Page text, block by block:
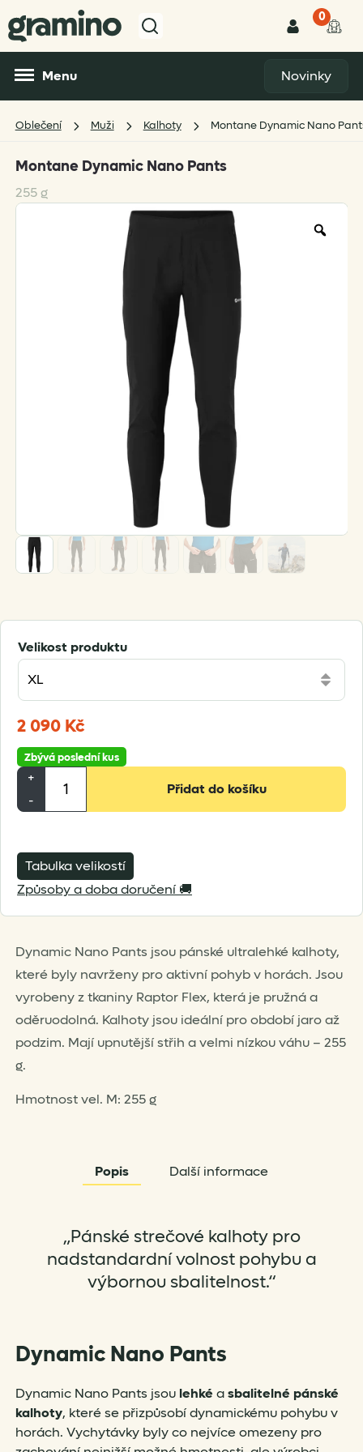
0
Menu Novinky
Oblečení Muži Kalhoty Montane Dynamic Nano
Montane Dynamic Nano Pants
255 g
Dynamic Nano Pants jsou pánské ultralehké kalhoty,
které byly navrženy pro aktivní pohyb v horách. Jsou
vyrobeny z tkaniny Raptor Flex, která je pružná a
oděruodolná. Kalhoty jsou ideální pro období jaro až
podzim. Mají upnutější střih a velmi nízkou váhu – 255
g.
Velikost produktu
2 090 Kč
Zbývá poslední kus
+
-
Dynamic
množství
Přidat do košíku
Tabulka velikostí
Způsoby a doba doručení 🚚
Hmotnost vel. M: 255 g
Popis Další informace
„Pánské strečové kalhoty pro
nadstandardní volnost pohybu a
výbornou sbalitelnost.“
Dynamic Nano Pants
Dynamic Nano Pants jsou lehké asbalitelné pánské
kalhoty, které se přizpůsobí dynamickému pohybu v
horách. Vychytávky byly co nejvíce omezeny pro